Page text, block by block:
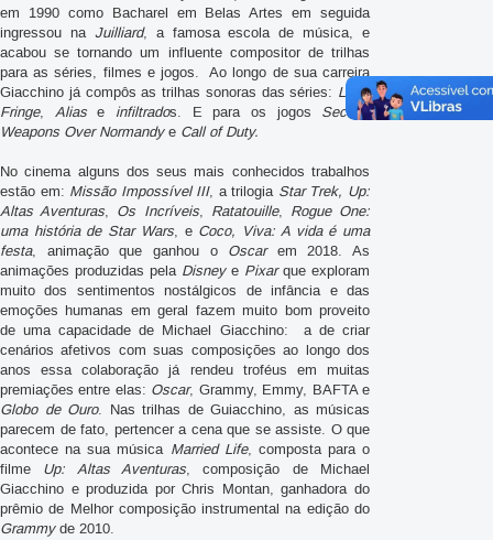
em 1990 como Bacharel em Belas Artes em seguida
ingressou na Juilliard, a famosa escola de música, e
acabou se tornando um influente compositor de trilhas
para as séries, filmes e jogos. Ao longo de sua carreira
Giacchino já compôs as trilhas sonoras das séries: Lost,
Fringe, Aliase infiltrados. E para os jogos Secret
Weapons Over Normandye Call of Duty.
No cinema alguns dos seus mais conhecidos trabalhos
estão em: Missão Impossível III, a trilogia Star Trek, Up:
Altas Aventuras, Os Incríveis, Ratatouille, Rogue One:
uma história de Star Wars, e Coco, Viva: A vida é uma
festa, animação que ganhou o Oscarem 2018. As
animações produzidas pela Disneye Pixarque exploram
muito dos sentimentos nostálgicos de infância e das
emoções humanas em geral fazem muito bom proveito
de uma capacidade de Michael Giacchino: a de criar
cenários afetivos com suas composições ao longo dos
anos essa colaboração já rendeu troféus em muitas
premiações entre elas: Oscar, Grammy, Emmy, BAFTA e
Globo de Ouro. Nas trilhas de Guiacchino, as músicas
parecem de fato, pertencer a cena que se assiste. O que
acontece na sua música Married Life, composta para o
filme Up: Altas Aventuras, composição de Michael
Giacchino e produzida por Chris Montan, ganhadora do
prêmio de Melhor composição instrumental na edição do
Grammyde 2010.